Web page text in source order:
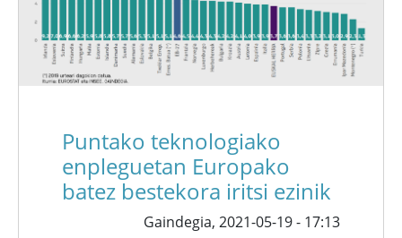
Puntako teknologiako
enpleguetan Europako
batez bestekora iritsi ezinik
Gaindegia, 2021-05-19 - 17:13